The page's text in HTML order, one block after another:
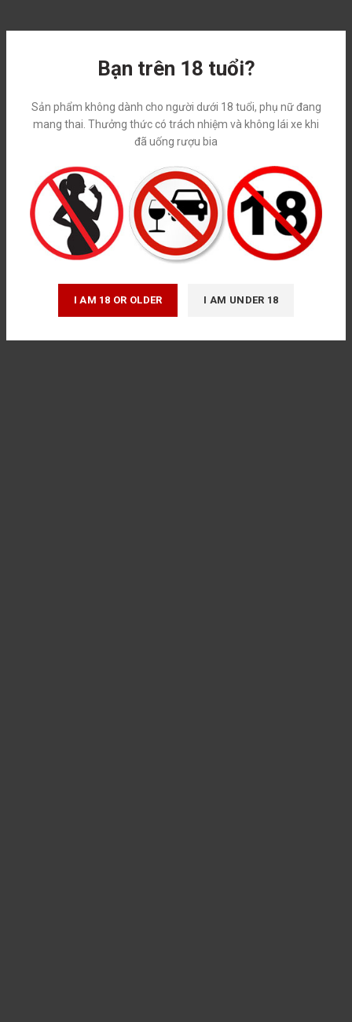
Bạn trên 18 tuổi?
Sản phẩm không dành cho người dưới 18 tuổi, phụ nữ đang
mang thai. Thưởng thức có trách nhiệm và không lái xe khi
đã uống rượu bia
I AM 18 OR OLDER I AM UNDER 18